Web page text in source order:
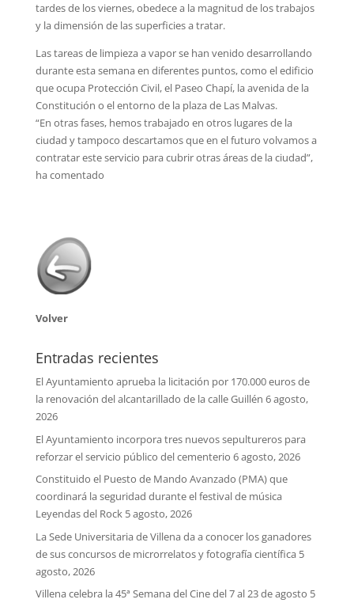
tardes de los viernes, obedece a la magnitud de los trabajos
y la dimensión de las superficies a tratar.
Las tareas de limpieza a vapor se han venido desarrollando
durante esta semana en diferentes puntos, como el edificio
que ocupa Protección Civil, el Paseo Chapí, la avenida de la
Constitución o el entorno de la plaza de Las Malvas.
“En otras fases, hemos trabajado en otros lugares de la
ciudad y tampoco descartamos que en el futuro volvamos a
contratar este servicio para cubrir otras áreas de la ciudad”,
ha comentado
Volver
Entradas recientes
El Ayuntamiento aprueba la licitación por 170.000 euros de
la renovación del alcantarillado de la calle Guillén 6 agosto,
2026
El Ayuntamiento incorpora tres nuevos sepultureros para
reforzar el servicio público del cementerio 6 agosto, 2026
Constituido el Puesto de Mando Avanzado (PMA) que
coordinará la seguridad durante el festival de música
Leyendas del Rock 5 agosto, 2026
La Sede Universitaria de Villena da a conocer los ganadores
de sus concursos de microrrelatos y fotografía científica 5
agosto, 2026
Villena celebra la 45ª Semana del Cine del 7 al 23 de agosto 5